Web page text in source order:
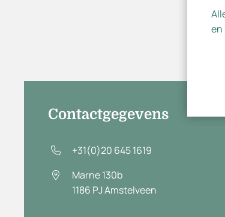
Contactgegevens
+31(0)20 645 1619
Marne 130b
1186 PJAmstelveen
en